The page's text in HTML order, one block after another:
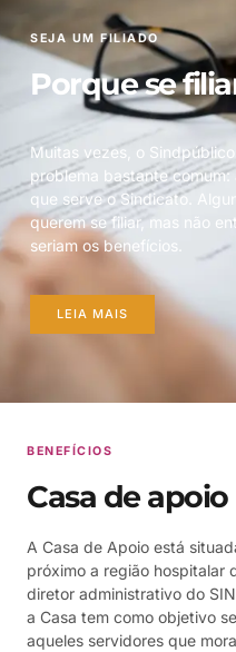
SEJA UM FILIADO
Porque se
Muitas vezes, o
problema bastante
que serve o Sindicato.
querem se filiar, mas não
seriam os benefícios.
LEIA MAIS
BENEFÍCIOS
Casa de apoio
A Casa de Apoio está
próximo a região hospitalar
diretor administrativo do
a Casa tem como objetivo
aqueles servidores que